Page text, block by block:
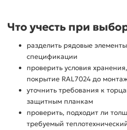
Что учесть при
разделить рядовые
спецификации
проверить условия
покрытие RAL7024 до
уточнить требования к
защитным планкам
проверить, подходит ли
требуемый